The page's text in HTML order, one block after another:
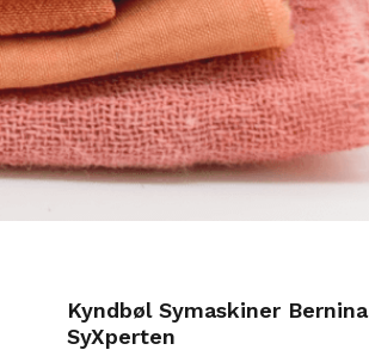
Kyndbøl Symaskiner Bernina
SyXperten